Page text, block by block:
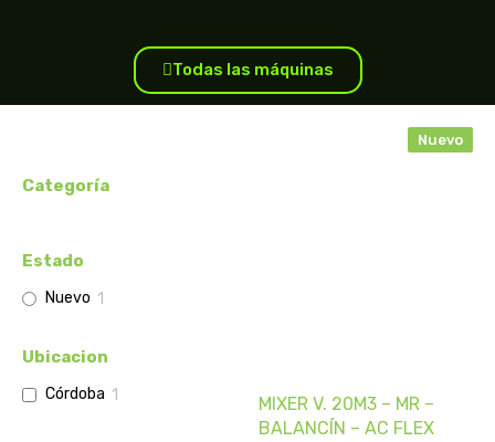
Todas las máquinas
Categoría
Estado
Nuevo 1
Ubicacion
Córdoba 1
Nuevo
MIXER V. 20M3 – MR –
BALANCÍN – AC FLEX